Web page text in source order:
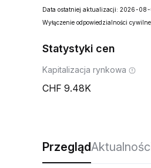
Data ostatniej aktualizacji: 2026-
Wyłączenie odpowiedzialności
Statystyki cen
Kapitalizacja rynkowa
9.48K
Przegląd